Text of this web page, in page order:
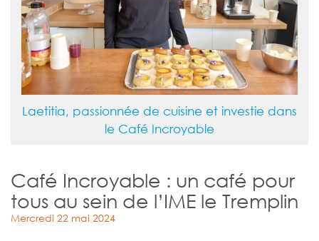
Laetitia, passionnée de cuisine et investie dans
le Café Incroyable
Café Incroyable : un café pour
tous au sein de l’IME le Tremplin
Mercredi 22 mai 2024